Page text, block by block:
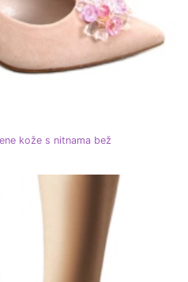
kože s nitnama bež